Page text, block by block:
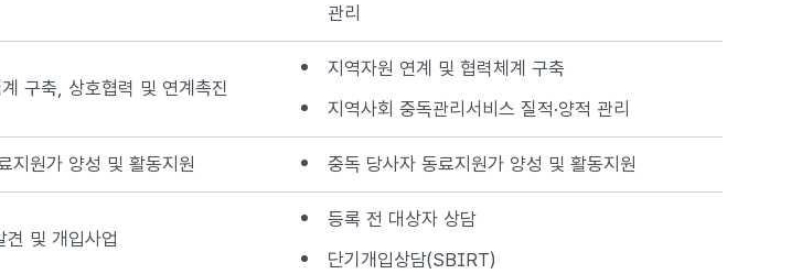
관리
구축, 상호협력 및 연계촉진
지역자원 연계 및 협력체계 구축
지역사회 중독관리서비스 질적·양적 관리
지원가 양성 및 활동지원 중독 당사자 동료지원가 양성 및 활동지원
견 및 개입사업
등록 전 대상자 상담
단기개입상담(SBIRT)